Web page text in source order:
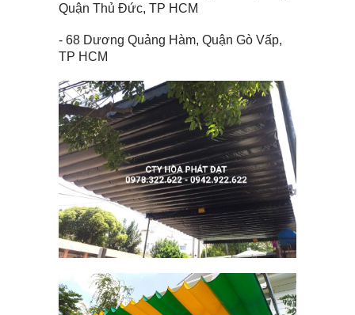
Quận Thủ Đức, TP HCM
- 68 Dương Quảng Hàm, Quận Gò Vấp,
TP HCM